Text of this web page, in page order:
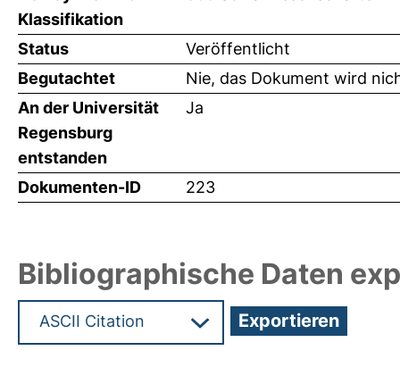
Klassifikation
Status
Veröffentlicht
Begutachtet
Nie, das Dokument wird
An der Universität
Regensburg
entstanden
Ja
Dokumenten-ID 223
Bibliographische Daten